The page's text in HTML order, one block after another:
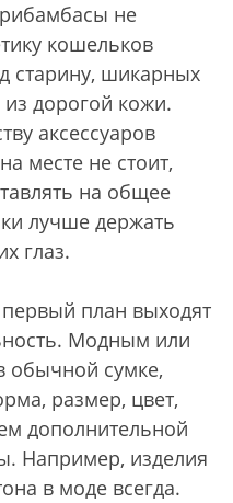
не
кошельков
старину, шикарных
дорогой кожи.
аксессуаров
месте не стоит,
на общее
лучше держать
глаз.
план выходят
Модным или
обычной сумке,
размер, цвет,
дополнительной
Например, изделия
в моде всегда.